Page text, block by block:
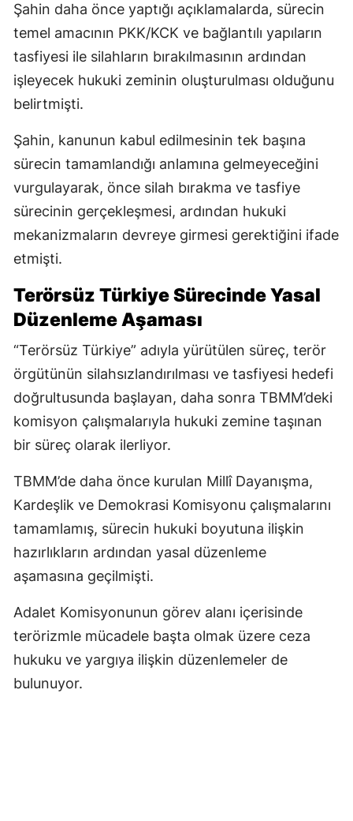
Şahin daha önce yaptığı açıklamalarda, sürecin
temel amacının PKK/KCK ve bağlantılı yapıların
tasfiyesi ile silahların bırakılmasının ardından
işleyecek hukuki zeminin oluşturulması olduğunu
belirtmişti.
Şahin, kanunun kabul edilmesinin tek başına
sürecin tamamlandığı anlamına gelmeyeceğini
vurgulayarak, önce silah bırakma ve tasfiye
sürecinin gerçekleşmesi, ardından hukuki
mekanizmaların devreye girmesi gerektiğini ifade
etmişti.
Terörsüz Türkiye Sürecinde Yasal
Düzenleme Aşaması
“Terörsüz Türkiye” adıyla yürütülen süreç, terör
örgütünün silahsızlandırılması ve tasfiyesi hedefi
doğrultusunda başlayan, daha sonra TBMM’deki
komisyon çalışmalarıyla hukuki zemine taşınan
bir süreç olarak ilerliyor.
TBMM’de daha önce kurulan Millî Dayanışma,
Kardeşlik ve Demokrasi Komisyonu çalışmalarını
tamamlamış, sürecin hukuki boyutuna ilişkin
hazırlıkların ardından yasal düzenleme
aşamasına geçilmişti.
Adalet Komisyonunun görev alanı içerisinde
terörizmle mücadele başta olmak üzere ceza
hukuku ve yargıya ilişkin düzenlemeler de
bulunuyor.